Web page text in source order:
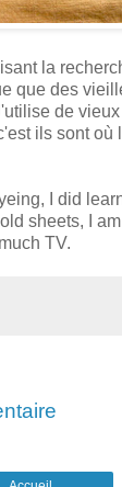
la
que des
de
ils sont où
I did
sheets, I
TV.